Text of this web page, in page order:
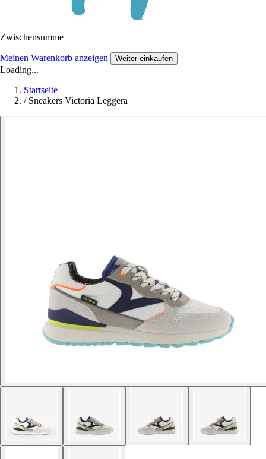
Zwischensumme
Meinen Warenkorb anzeigen Weiter einkaufen
Loading...
Startseite
/ Sneakers Victoria Leggera